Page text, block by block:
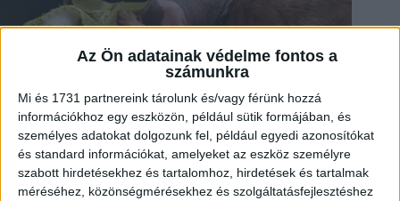
Az Ön adatainak védelme fontos a
számunkra
Mi és 1731 partnereink tárolunk és/vagy férünk hozzá
információkhoz egy eszközön, például sütik formájában, és
személyes adatokat dolgozunk fel, például egyedi azonosítókat
és standard információkat, amelyeket az eszköz személyre
szabott hirdetésekhez és tartalomhoz, hirdetések és tartalmak
méréséhez, közönségmérésekhez és szolgáltatásfejlesztéshez